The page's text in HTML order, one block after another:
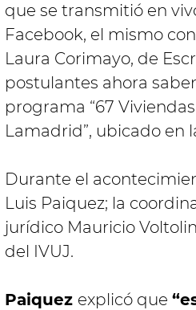
que se transmitió en
Facebook, el mismo
Laura Corimayo, de
postulantes ahora
programa “67
Lamadrid”, ubicado en
Durante el
Luis Paiquez; la
jurídico Mauricio
del IVUJ.
Paiquez explicó que